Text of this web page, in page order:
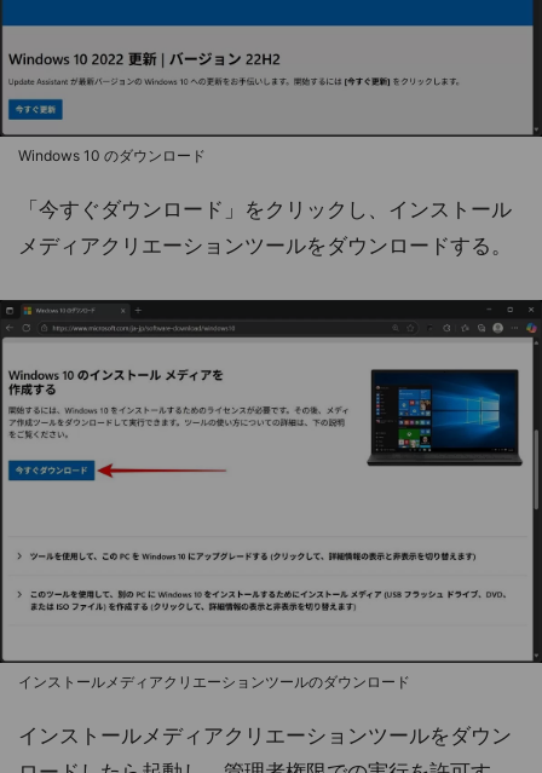
Windows 10 のダウンロード
「今すぐダウンロード」をクリックし、インストール
メディアクリエーションツールをダウンロードする。
インストールメディアクリエーションツールのダウンロード
インストールメディアクリエーションツールをダウン